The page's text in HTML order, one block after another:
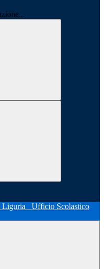
Ufficio Scolastico